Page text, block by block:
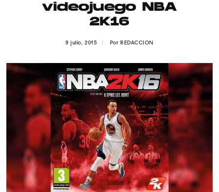
© 2015-2022 UMOMAG. PROPIEDAD DE UMO agency. TODOS LOS
videojuego NBA
2K16
9 julio, 2015 Por REDACCION